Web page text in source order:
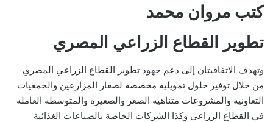
كتب مروان محمد
تطوير القطاع الزراعي المصري
وتهدف الاتفاقيتان إلى دعم جهود تطوير القطاع الزراعي المصري
من خلال توفير حلول تمويلية مخصصة لصغار المزارعين والجمعيات
التعاونية والمشروعات متناهية الصغر والصغيرة والمتوسطة العاملة
في القطاع الزراعي وكذا الشركات الخاصة بالصناعات الغذائية